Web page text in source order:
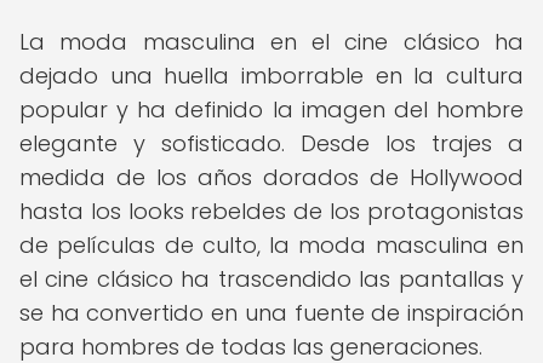
La moda masculina en el cine clásico ha
dejado una huella imborrable en la cultura
popular y ha definido la imagen del hombre
elegante y sofisticado. Desde los trajes a
medida de los años dorados de Hollywood
hasta los looks rebeldes de los protagonistas
de películas de culto, la moda masculina en
el cine clásico ha trascendido las pantallas y
se ha convertido en una fuente de inspiración
para hombres de todas las generaciones.